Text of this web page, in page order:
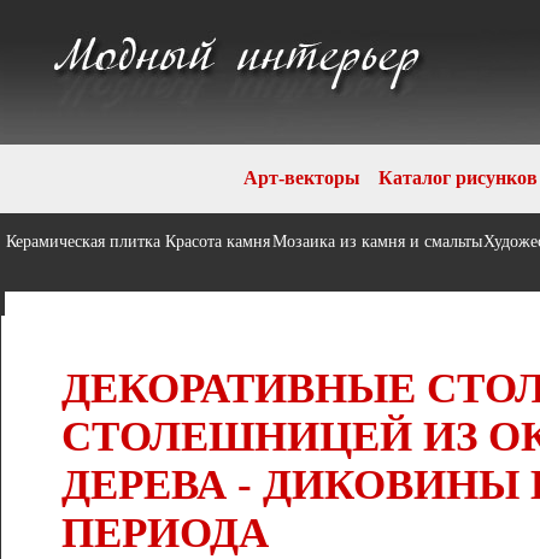
Арт-векторы Каталог рисунков
Керамическая плитка Красота камняМозаика из камня и смальты
ДЕКОРАТИВНЫЕ
СТОЛЕШНИЦЕЙ ИЗ
ДЕРЕВА - ДИКОВИНЫ
ПЕРИОДА